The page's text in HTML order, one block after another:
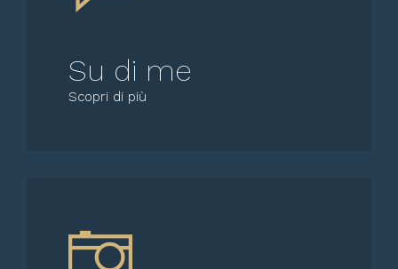
Su di me
Scopri di più